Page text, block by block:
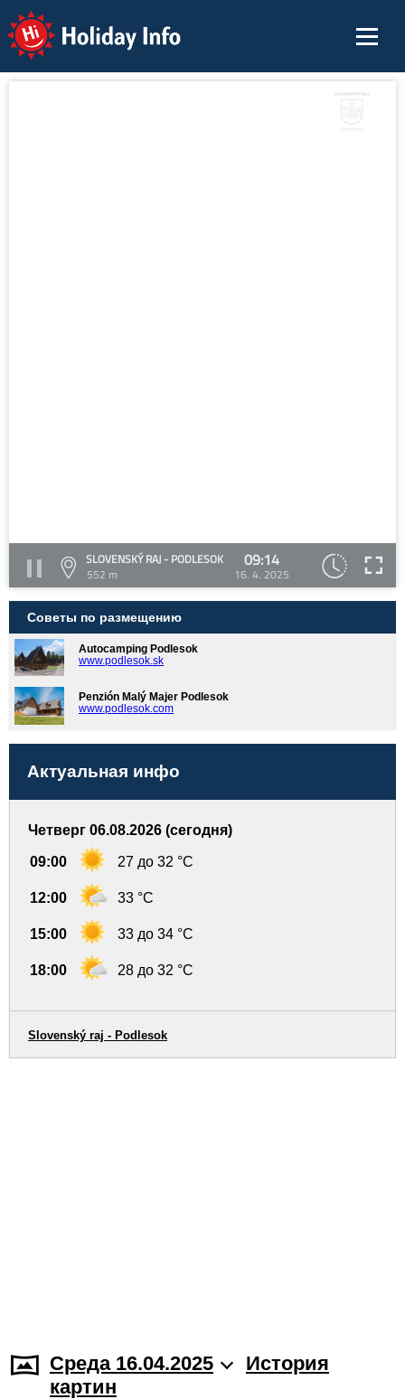
Holiday Info
SLOVENSKÝ RAJ - PODLESOK
552 m
09:14
16. 4. 2025
Советы по размещению
Autocamping Podlesok
www.podlesok.sk
Penzión Malý Majer Podlesok
www.podlesok.com
Актуальная инфо
Четверг 06.08.2026 (сегодня)
09:00 27 до 32 °C
12:00 33 °C
15:00 33 до 34 °C
18:00 28 до 32 °C
Slovenský raj - Podlesok
Среда 16.04.2025
История
картин